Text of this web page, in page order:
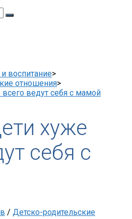
воспитание>
отношения>
ведут себя с мамой
хуже
себя с
/ Детско-родительские